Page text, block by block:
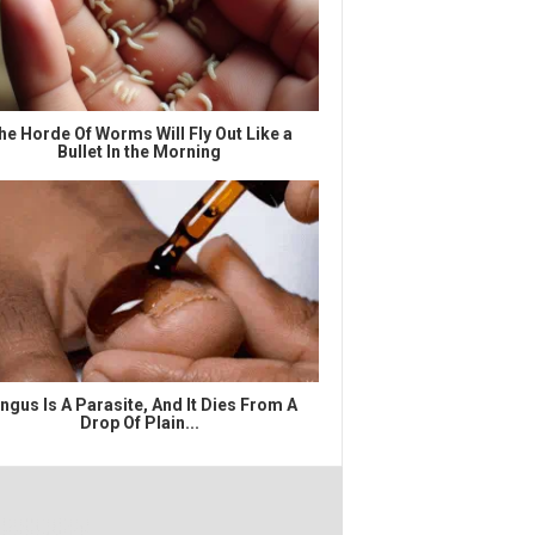
Horde Of Worms Will Fly Out Like a
Bullet In the Morning
Is A Parasite, And It Dies From A
Drop Of Plain...